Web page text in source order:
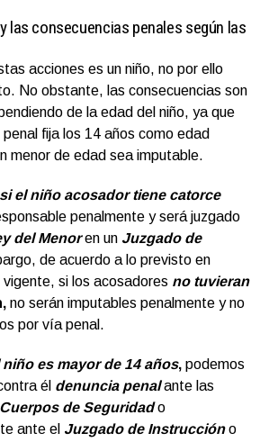
las consecuencias penales según las
acciones es un niño, no por ello
No obstante, las consecuencias son
de la edad del niño, ya que
fija los 14 años como edad
menor de edad sea imputable.
si elniño acosadortiene catorce
penalmente y será juzgado
del Menoren un Juzgado de
de acuerdo a lo previsto en
si los acosadores no tuvieran
no serán imputables penalmente y no
por vía penal.
es mayor de 14 años, podemos
él denuncia penalante las
de Seguridad o
ante el Juzgado de Instruccióno